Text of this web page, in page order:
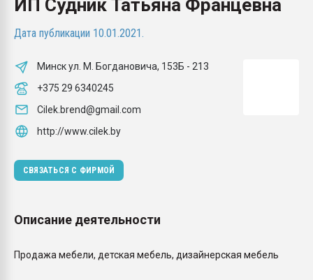
Всё, что касается
ИП Судник Татьяна Францевна
Дата публикации 10.01.2021.
Минск ул. М. Богдановича, 153Б - 213
+375 29 6340245
Cilek.brend@gmail.com
http://www.cilek.by
СВЯЗАТЬСЯ С ФИРМОЙ
Описание деятельности
Продажа мебели, детская мебель, дизайнерская мебель